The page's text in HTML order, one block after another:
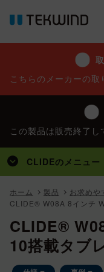
こちらのメーカーの取
この製品は販売終了し
CLIDEのメニュー
トップ
製品
事例
特集
ホーム 製品
お求めや
CLIDE® W08A 8インチ
CLIDE®
10搭載タブ